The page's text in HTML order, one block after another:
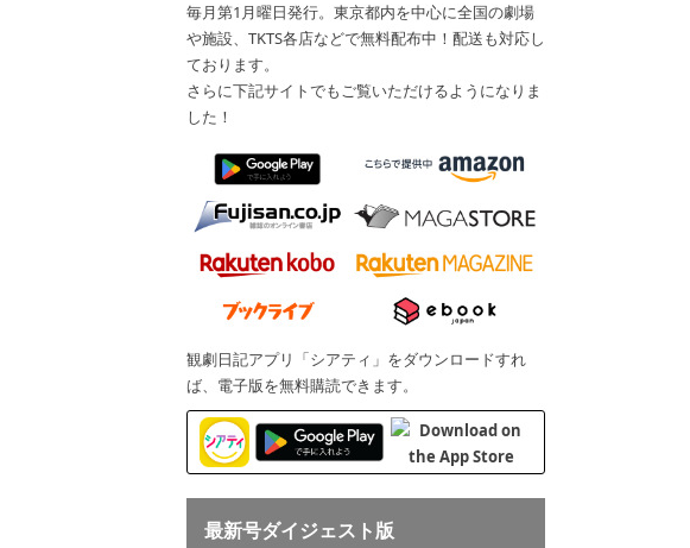
毎月第1月曜日発行。東京都内を中心に全国の劇場
や施設、TKTS各店などで無料配布中！配送も対応し
ております。
さらに下記サイトでもご覧いただけるようになりま
した！
観劇日記アプリ「シアティ」をダウンロードすれ
ば、電子版を無料購読できます。
最新号ダイジェスト版